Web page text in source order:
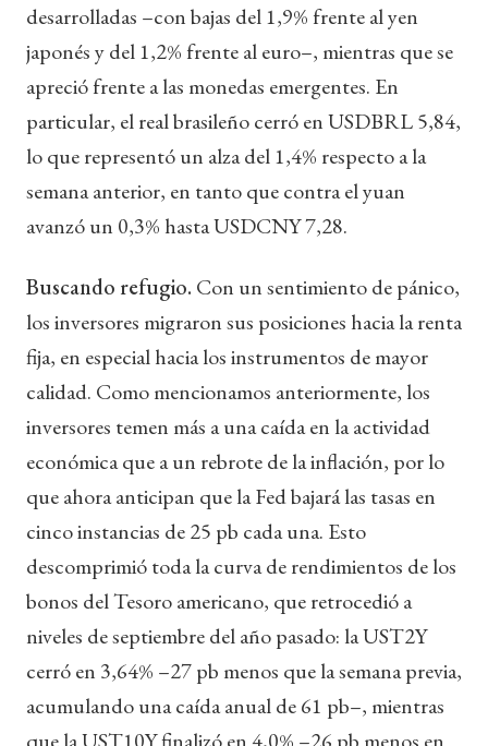
desarrolladas –con bajas del 1,9% frente al yen
japonés y del 1,2% frente al euro–, mientras que se
apreció frente a las monedas emergentes. En
particular, el real brasileño cerró en USDBRL 5,84,
lo que representó un alza del 1,4% respecto a la
semana anterior, en tanto que contra el yuan
avanzó un 0,3% hasta USDCNY 7,28.
Buscando refugio. Con un sentimiento de pánico,
los inversores migraron sus posiciones hacia la renta
fija, en especial hacia los instrumentos de mayor
calidad. Como mencionamos anteriormente, los
inversores temen más a una caída en la actividad
económica que a un rebrote de la inflación, por lo
que ahora anticipan que la Fed bajará las tasas en
cinco instancias de 25 pb cada una. Esto
descomprimió toda la curva de rendimientos de los
bonos del Tesoro americano, que retrocedió a
niveles de septiembre del año pasado: la UST2Y
cerró en 3,64% –27 pb menos que la semana previa,
acumulando una caída anual de 61 pb–, mientras
que la UST10Y finalizó en 4,0% –26 pb menos en